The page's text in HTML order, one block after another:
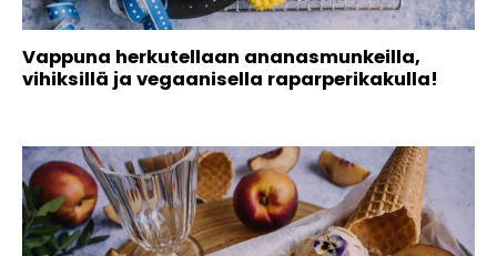
Vappuna herkutellaan ananasmunkeilla,
vihiksillä ja vegaanisella raparperikakulla!